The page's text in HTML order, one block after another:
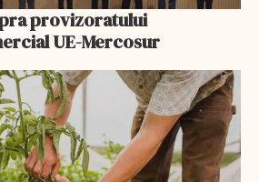
provizoratului
UE-Mercosur